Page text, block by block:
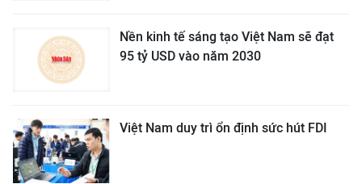
Nền kinh tế sáng tạo Việt Nam sẽ đạt
95 tỷ USD vào năm 2030
Việt Nam duy trì ổn định sức hút FDI